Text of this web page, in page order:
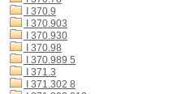
I 370.9
I 370.903
I 370.930
I 370.98
I 370.989 5
I 371.3
I 371.302 8